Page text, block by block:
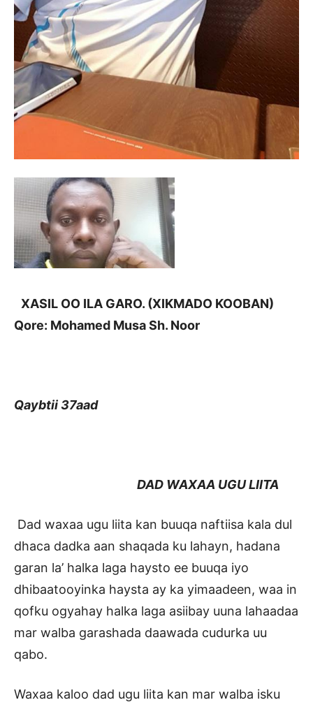
XASIL OO ILA GARO. (XIKMADO KOOBAN)
Qore: Mohamed Musa Sh. Noor
Qaybtii 37aad
DAD WAXAA UGU LIITA
Dad waxaa ugu liita kan buuqa naftiisa kala dul
dhaca dadka aan shaqada ku lahayn, hadana
garan la’ halka laga haysto ee buuqa iyo
dhibaatooyinka haysta ay ka yimaadeen, waa in
qofku ogyahay halka laga asiibay uuna lahaadaa
mar walba garashada daawada cudurka uu
qabo.
Waxaa kaloo dad ugu liita kan mar walba isku